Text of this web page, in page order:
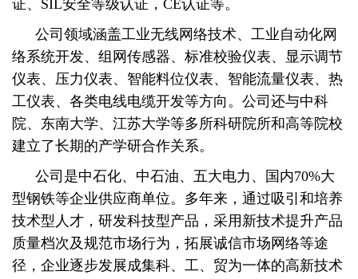
证、SIL安全等级认证，CE认证等。
公司领域涵盖工业无线网络技术、工业自动化网
络系统开发、组网传感器、标准校验仪表、显示调节
仪表、压力仪表、智能料位仪表、智能流量仪表、热
工仪表、各类电线电缆开发等方向。公司还与中科
院、东南大学、江苏大学等多所科研院所和高等院校
建立了长期的产学研合作关系。
公司是中石化、中石油、五大电力、国内70%大
型钢铁等企业供应商单位。 多年来，通过吸引和培养
技术型人才，研发科技型产品，采用新技术提升产品
质量档次及规范市场行为，拓展诚信市场网络等途
径，企业逐步发展成集科、工、贸为一体的高新技术